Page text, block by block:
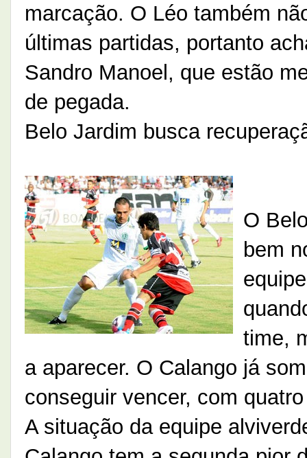
marcação. O Léo também
últimas partidas, portanto
Sandro Manoel, que estão
de pegada.
Belo Jardim busca
O
bem
time,
a aparecer. O Calango já
conseguir vencer, com
A situação da equipe